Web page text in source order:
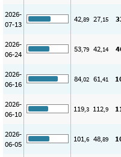
2026-
07-13
42,89 27,15
2026-
06-24
53,79 42,14
2026-
06-16
84,02 61,41
2026-
06-10
119,3 112,9
2026-
06-05
101,6 48,89